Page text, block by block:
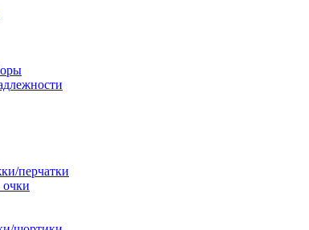
перчатки